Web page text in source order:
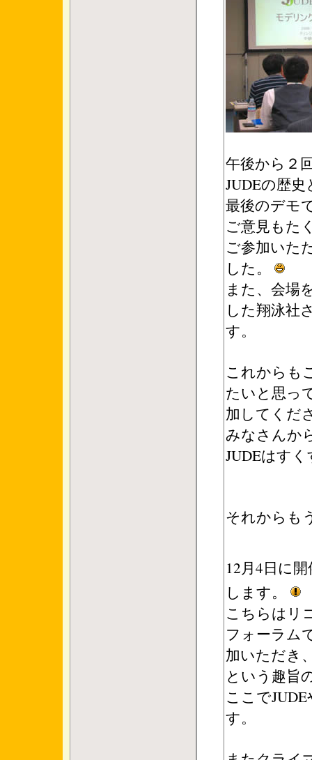
午後から２
JUDEの歴
最後のデモ
ご意見もた
ご参加いた
した。
また、会場
した翔泳社
す。
これからも
たいと思っ
加してくだ
みなさんか
JUDEはす
それからも
12月4日に
します。
こちらはリ
フォーラム
加いただき
という趣旨
ここで
す。